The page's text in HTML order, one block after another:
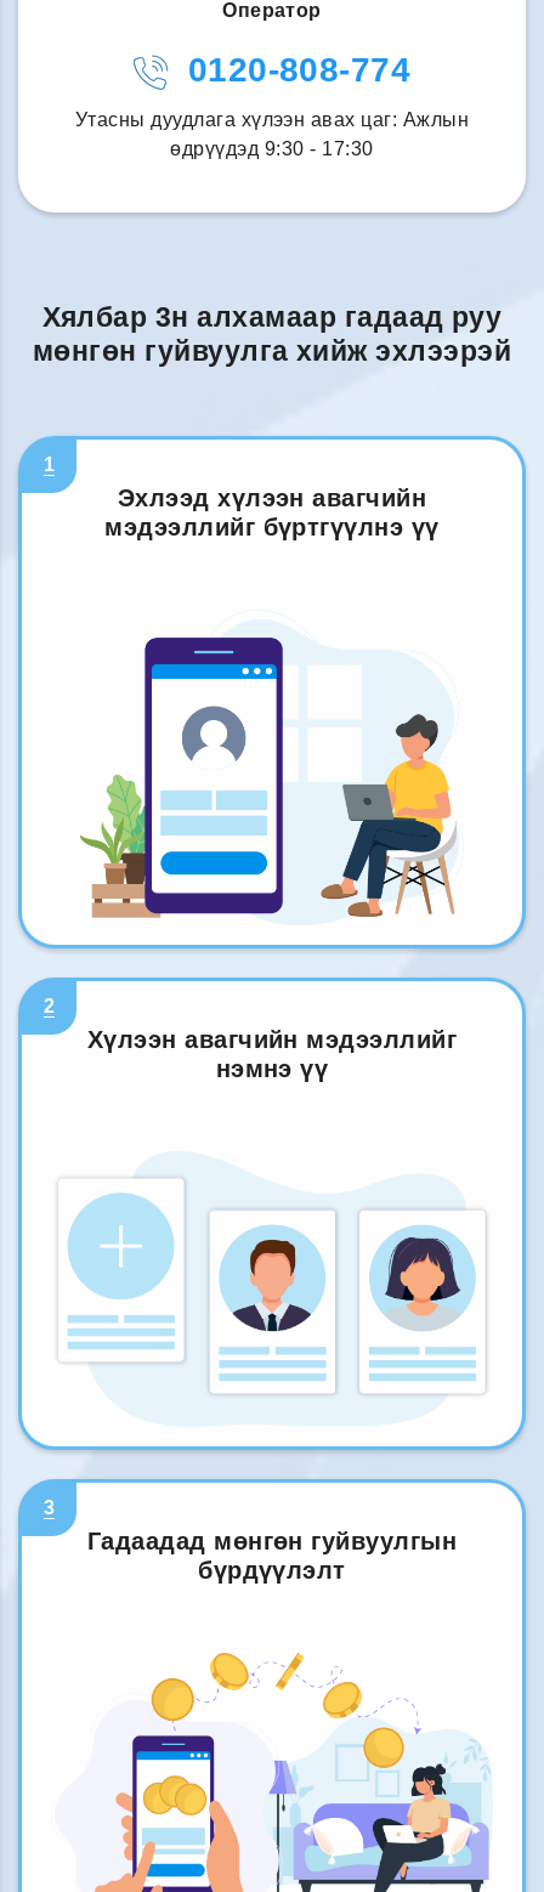
Оператор
0120-808-774
Утасны дуудлага хүлээн авах цаг: Ажлын
өдрүүдэд 9:30 - 17:30
Хялбар 3н алхамаар гадаад руу
мөнгөн гуйвуулга хийж эхлээрэй
1
Эхлээд хүлээн авагчийн
мэдээллийг бүртгүүлнэ үү
2
Хүлээн авагчийн мэдээллийг
нэмнэ үү
3
Гадаадад мөнгөн гуйвуулгын
бүрдүүлэлт